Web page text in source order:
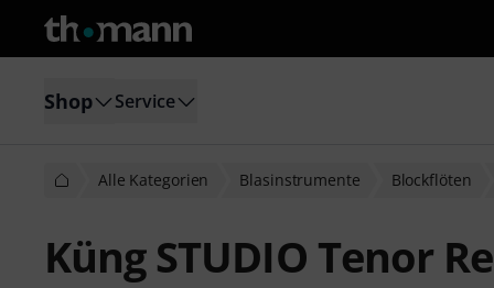
Shop Service
Alle Kategorien Blasinstrumente Blockflöten
Küng STUDIO Tenor